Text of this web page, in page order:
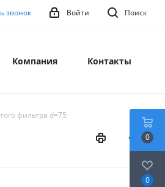
Поиск
Войти
звонок
Компания Контакты
фильтра d=75
0
0